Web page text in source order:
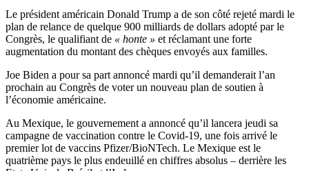
Le président américain Donald Trump a de son côté rejeté mardi le
plan de relance de quelque 900 milliards de dollars adopté par le
Congrès, le qualifiant de « honte » et réclamant une forte
augmentation du montant des chèques envoyés aux familles.
Joe Biden a pour sa part annoncé mardi qu’il demanderait l’an
prochain au Congrès de voter un nouveau plan de soutien à
l’économie américaine.
Au Mexique, le gouvernement a annoncé qu’il lancera jeudi sa
campagne de vaccination contre le Covid-19, une fois arrivé le
premier lot de vaccins Pfizer/BioNTech. Le Mexique est le
quatrième pays le plus endeuillé en chiffres absolus – derrière les